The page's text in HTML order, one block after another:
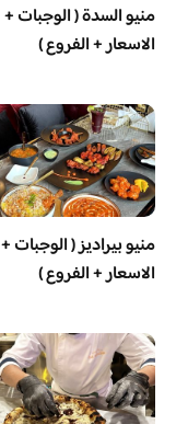
منيو السدة ( الوجبات +
الاسعار + الفروع )
منيو بيراديز ( الوجبات +
الاسعار + الفروع )